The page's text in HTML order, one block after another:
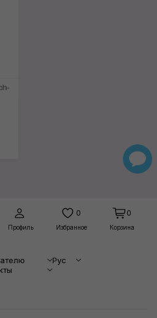
Профиль
0
Избранное
0
Корзина
Рус